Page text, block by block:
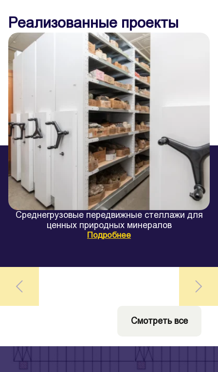
Реализованные проекты
Среднегрузовые передвижные стеллажи для
ценных природных минералов
Подробнее
Смотреть все